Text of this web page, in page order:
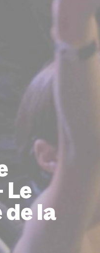
Le
de la